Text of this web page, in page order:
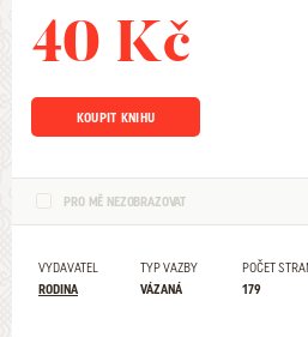
40 Kč
KOUPIT KNIHU
PRO MĚ NEZOBRAZOVAT
VYDAVATEL
RODINA
TYP VAZBY
VÁZANÁ
POČET
179